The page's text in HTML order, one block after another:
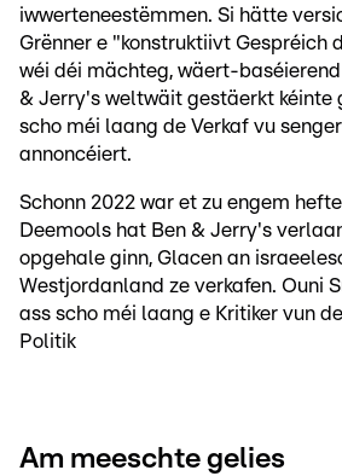
iwwerteneestëmmen. Si hätte
Grënner e "konstruktiivt Gespréich
wéi déi mächteg, wäert-
& Jerry's weltwäit gestäerkt kéinte
scho méi laang de Verkaf vu
annoncéiert.
Schonn 2022 war et zu engem
Deemools hat Ben & Jerry's
opgehale ginn, Glacen an
Westjordanland ze verkafen. Ouni
ass scho méi laang e Kritiker vun
Politik
Am meeschte gelies